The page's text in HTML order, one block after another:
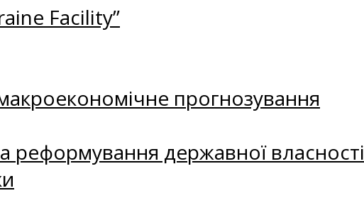
Facility”
прогнозування
реформування державної власності